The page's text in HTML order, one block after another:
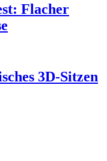
Flacher
3D-Sitzen